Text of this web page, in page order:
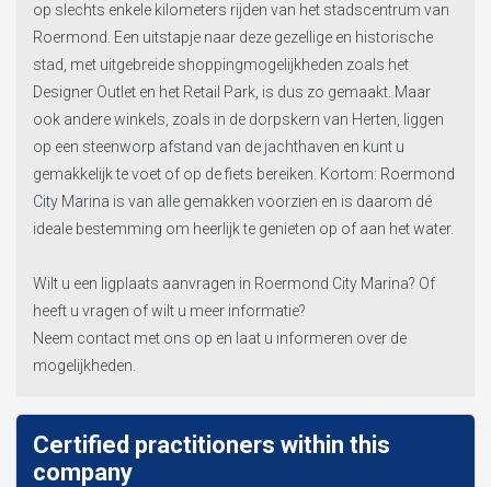
op slechts enkele kilometers rijden van het stadscentrum van
Roermond. Een uitstapje naar deze gezellige en historische
stad, met uitgebreide shoppingmogelijkheden zoals het
Designer Outlet en het Retail Park, is dus zo gemaakt. Maar
ook andere winkels, zoals in de dorpskern van Herten, liggen
op een steenworp afstand van de jachthaven en kunt u
gemakkelijk te voet of op de fiets bereiken. Kortom: Roermond
City Marina is van alle gemakken voorzien en is daarom dé
ideale bestemming om heerlijk te genieten op of aan het water.
Wilt u een ligplaats aanvragen in Roermond City Marina? Of
heeft u vragen of wilt u meer informatie?
Neem contact met ons op en laat u informeren over de
mogelijkheden.
Certified practitioners within this
company